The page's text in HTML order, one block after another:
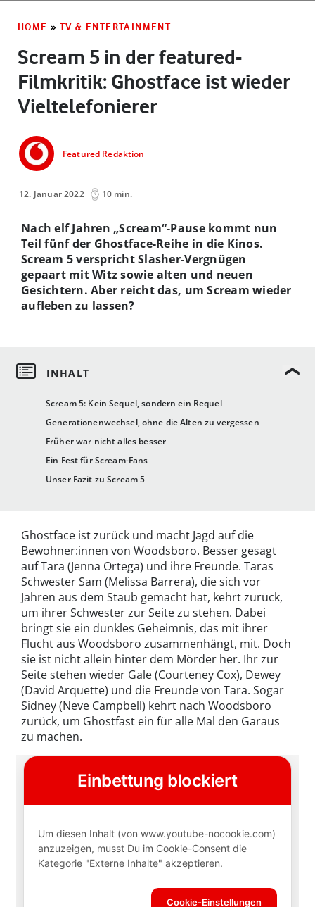
HOME » TV & ENTERTAINMENT
Scream 5 in der featured-
Filmkritik: Ghostface ist wieder
Vieltelefonierer
Featured Redaktion
12. Januar 2022 10 min.
Scream 5: Kein Sequel, sondern ein Requel
Generationenwechsel, ohne die Alten zu vergessen
Früher war nicht alles besser
Ein Fest für Scream-Fans
Unser Fazit zu Scream 5
Nach elf Jahren „Scream“-Pause kommt nun
Teil fünf der Ghostface-Reihe in die Kinos.
Scream 5 verspricht Slasher-Vergnügen
gepaart mit Witz sowie alten und neuen
Gesichtern. Aber reicht das, um Scream wieder
aufleben zu lassen?
Ghostface ist zurück und macht Jagd auf die
Bewohner:innen von Woodsboro. Besser gesagt
auf Tara (Jenna Ortega) und ihre Freunde. Taras
Schwester Sam (Melissa Barrera), die sich vor
Jahren aus dem Staub gemacht hat, kehrt zurück,
um ihrer Schwester zur Seite zu stehen. Dabei
bringt sie ein dunkles Geheimnis, das mit ihrer
Flucht aus Woodsboro zusammenhängt, mit. Doch
sie ist nicht allein hinter dem Mörder her. Ihr zur
Seite stehen wieder Gale (Courteney Cox), Dewey
(David Arquette) und die Freunde von Tara. Sogar
Sidney (Neve Campbell) kehrt nach Woodsboro
zurück, um Ghostfast ein für alle Mal den Garaus
zu machen.